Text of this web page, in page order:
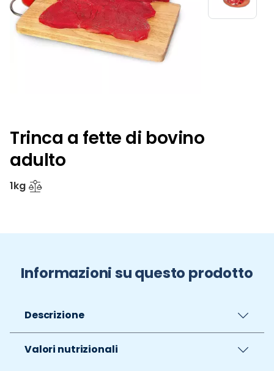
Trinca a fette di bovino
adulto
1kg
Informazioni su questo prodotto
Descrizione
Valori nutrizionali